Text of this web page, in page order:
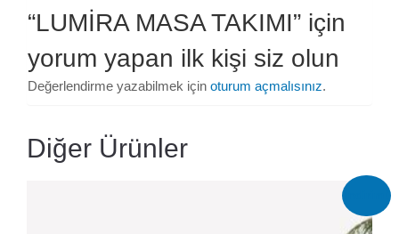
“LUMİRA MASA TAKIMI” için
yorum yapan ilk kişi siz olun
Değerlendirme yazabilmek için oturum açmalısınız.
Diğer Ürünler